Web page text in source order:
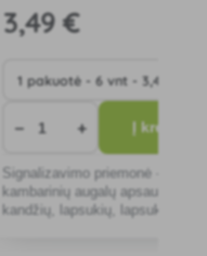
3,49 €
− + Į krepšelį
Signalizavimo priemonė -
kambarinių augalų apsauga nuo
kandžių, lapsukių, lapsukių ir